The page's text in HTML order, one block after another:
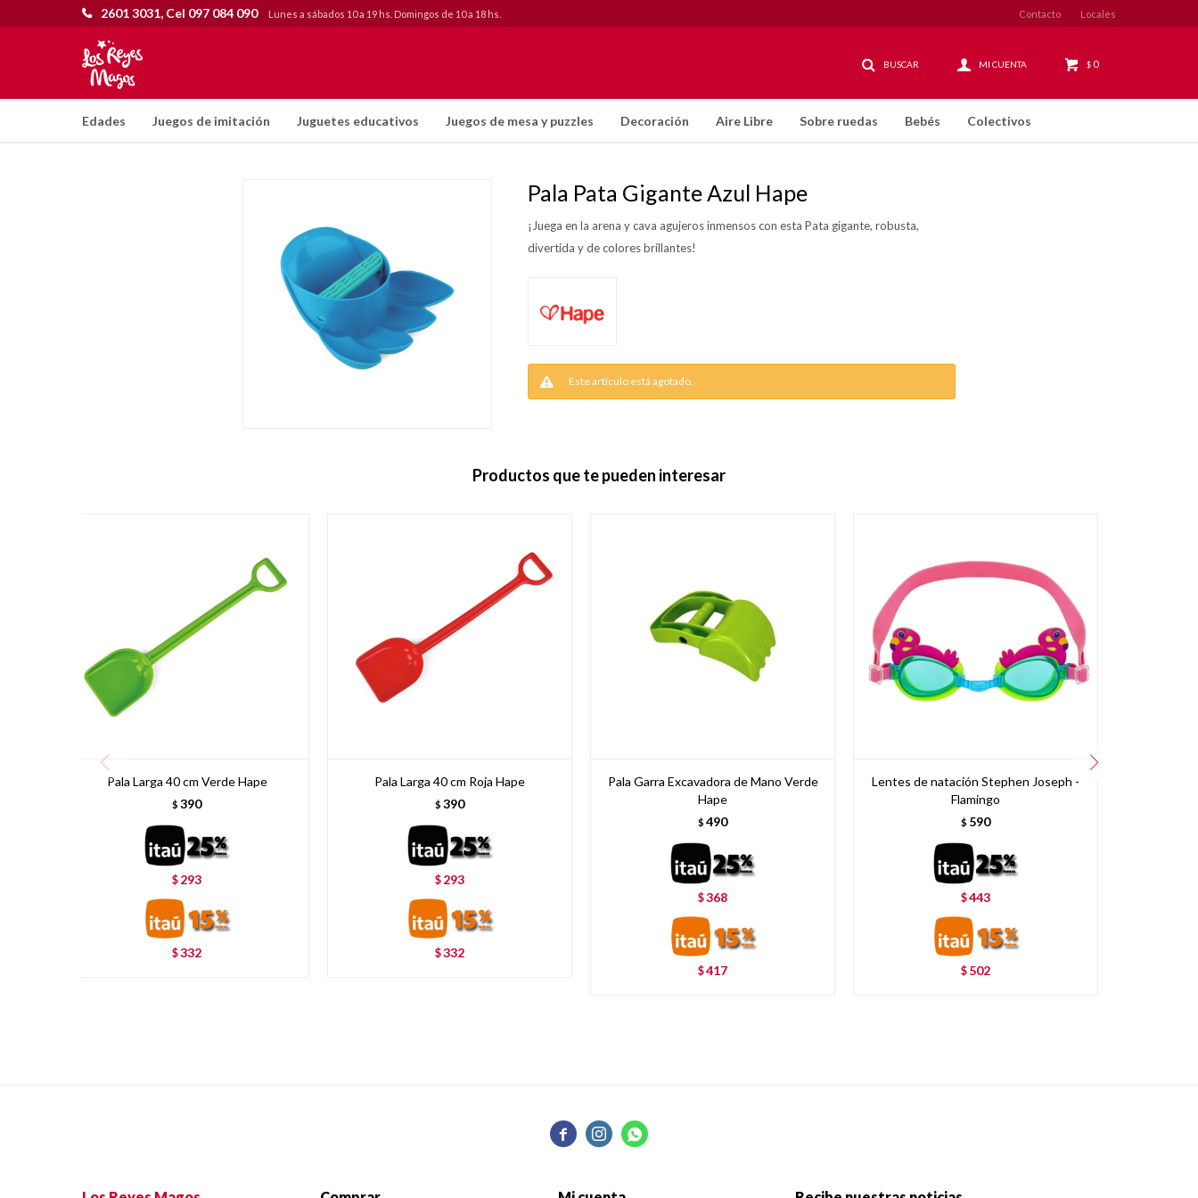
Edades Juegos de imitación Juguetes educativos Juegos de mesa y puzzles Decoración Aire Libre Sobre ruedas Bebés Colectivos
$ 0
2601 3031, Cel 097 084 090 Lunes a sábados 10 a 19 hs. Domingos de 10 a 18 hs. Contacto Locales
Pala Pata Gigante Azul Hape
¡Juega en la arena y cava agujeros inmensos con esta Pata gigante, robusta,
divertida y de colores brillantes!
Este artículo está agotado.
Productos que te pueden interesar
Pala Larga 40 cm Verde Hape
$ 390
$ 293
$332
Pala Larga 40 cm Roja Hape
$ 390
$ 293
$332
Pala Garra Excavadora de Mano Verde
Hape
$ 490
$368
$417
Lentes de natación Stephen Joseph -
Flamingo
$ 590
$443
$ 502
  